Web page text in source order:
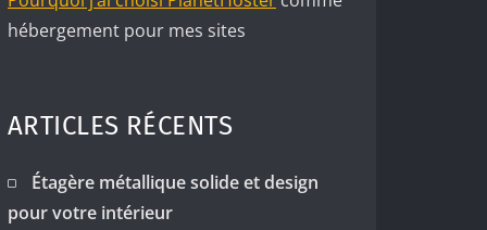
hébergement pour mes sites
ARTICLES RÉCENTS
Étagère métallique solide et design
pour votre intérieur